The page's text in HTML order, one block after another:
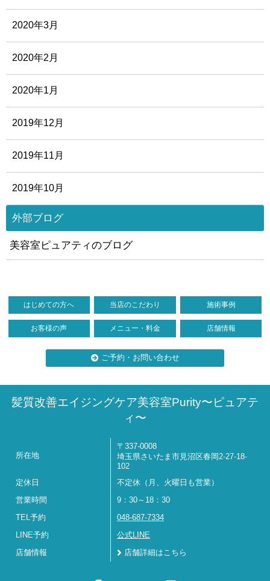
2020年3月
2020年2月
2020年1月
2019年12月
2019年11月
2019年10月
外部ブログ
美容室ピュアティのブログ
はじめての方へ 当店のこだわり 施術事例
お客様の声 メニュー・料金 店舗情報
ご予約・お問い合わせ
髪質改善エイジングケア美容室Purity〜ピュアテ
ィ〜
所在地
〒337-0008
埼玉県さいたま市見沼区春岡2-27-18-
102
定休日
不定休（月、火曜日も営業）
営業時間 9：30～18：30
TEL予約 048-687-7334
LINE予約 公式LINE
店舗情報 店舗詳細はこちら